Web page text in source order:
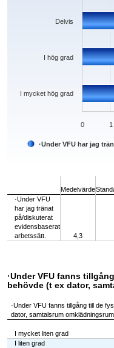
·Under VFU har jag
I mycket hög grad
I hög grad
Delvis
0 1
Medelvärde
·Under VFU
har jag tränat
på/diskuterat
evidensbaserat
arbetssätt.
4,3
·Under VFU fanns
behövde (t ex dator,
·Under VFU fanns tillgång till de
dator, samtalsrum
I mycket liten grad
I liten grad